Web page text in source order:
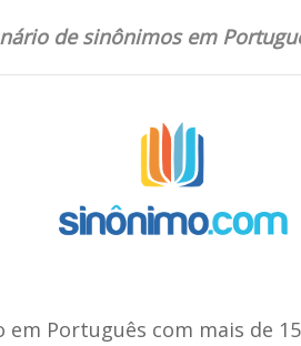
de sinônimos em
em Português com mais de